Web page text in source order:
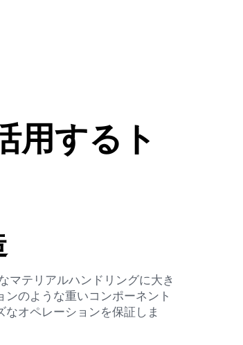
用するト
マテリアルハンドリングに大き
のような重いコンポーネント
オペレーションを保証しま